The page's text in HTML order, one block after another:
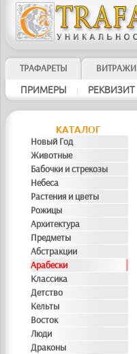
ТРАФАРЕТЫ ВИТРАЖИ
ПРИМЕРЫ | РЕКВИЗИТ
KAТAЛOГ
Новый Год
Животные
Бабочки и стрекозы
Небеса
Растения и цветы
Рожицы
Архитектура
Предметы
Абстракции
Арабески
Классика
Детство
Кельты
Восток
Люди
Драконы